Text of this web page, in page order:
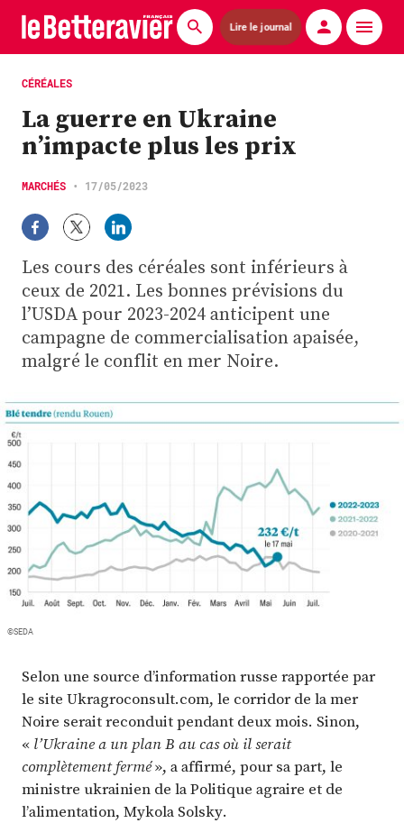
Lire le journal
Actualités
Économie
Agronomie
Matériels
La technique ITB
Pommes de terre
Guides pratiques
Chasse
Plus
CÉRÉALES
La guerre en Ukraine
n’impacte plus les prix
MARCHÉS • 17/05/2023
Les cours des céréales sont inférieurs à
ceux de 2021. Les bonnes prévisions du
l’USDA pour 2023-2024 anticipent une
campagne de commercialisation apaisée,
malgré le conflit en mer Noire.
©SEDA
Selon une source d’information russe rapportée par
le site Ukragroconsult.com, le corridor de la mer
Noire serait reconduit pendant deux mois. Sinon,
« l’Ukraine a un plan B au cas où il serait
complètement fermé», a affirmé, pour sa part, le
ministre ukrainien de la Politique agraire et de
l’alimentation, Mykola Solsky.